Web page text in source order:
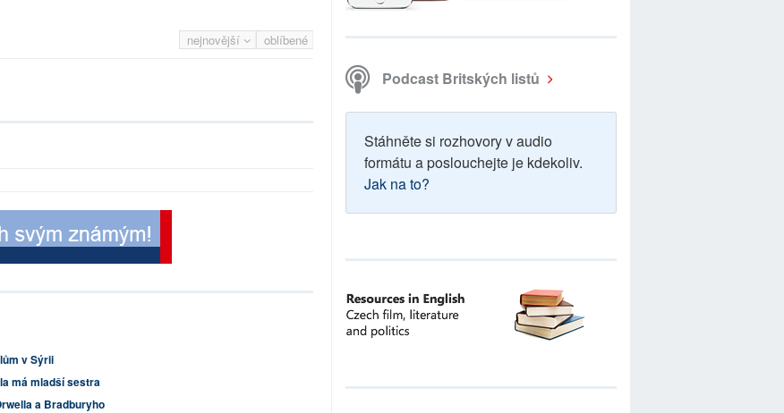
nejnovější oblíbené
v Sýrii
má mladší sestra
a Bradburyho
Podcast Britských listů
Stáhněte si rozhovory v audio
formátu a poslouchejte je kdekoliv.
Jak na to?